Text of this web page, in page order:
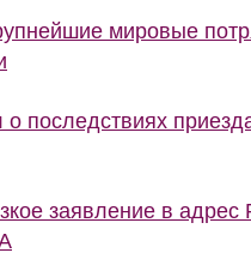
мировые
последствиях
заявление в адрес